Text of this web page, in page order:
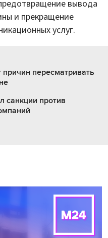
вывода
и прекращение
услуг.
пересматривать
санкции против